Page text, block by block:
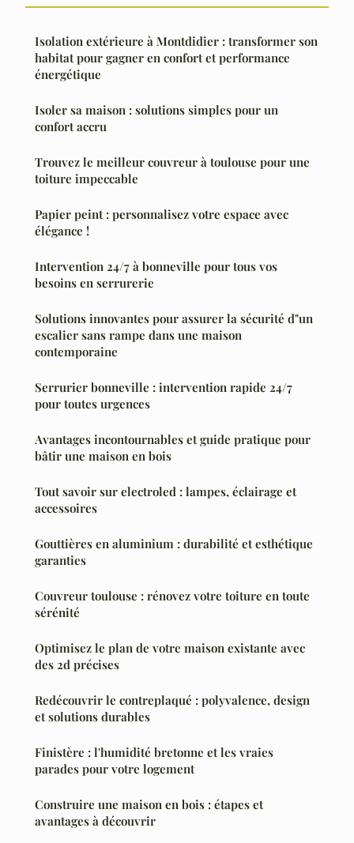
Isolation extérieure à Montdidier : transformer son
habitat pour gagner en confort et performance
énergétique
Isoler sa maison : solutions simples pour un
confort accru
Trouvez le meilleur couvreur à toulouse pour une
toiture impeccable
Papier peint : personnalisez votre espace avec
élégance !
Intervention 24/7 à bonneville pour tous vos
besoins en serrurerie
Solutions innovantes pour assurer la sécurité d"un
escalier sans rampe dans une maison
contemporaine
Serrurier bonneville : intervention rapide 24/7
pour toutes urgences
Avantages incontournables et guide pratique pour
bâtir une maison en bois
Tout savoir sur electroled : lampes, éclairage et
accessoires
Gouttières en aluminium : durabilité et esthétique
garanties
Couvreur toulouse : rénovez votre toiture en toute
sérénité
Optimisez le plan de votre maison existante avec
des 2d précises
Redécouvrir le contreplaqué : polyvalence, design
et solutions durables
Finistère : l'humidité bretonne et les vraies
parades pour votre logement
Construire une maison en bois : étapes et
avantages à découvrir